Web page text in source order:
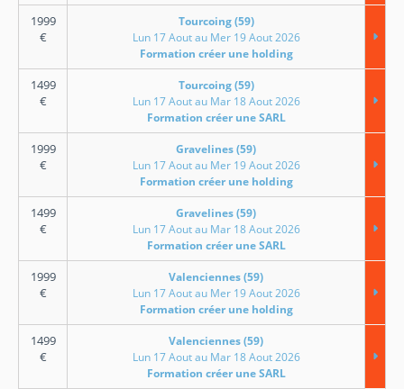
1999
€
Tourcoing (59)
Lun 17 Aout au Mer 19 Aout 2026
Formation créer une holding
1499
€
Tourcoing (59)
Lun 17 Aout au Mar 18 Aout 2026
Formation créer une SARL
1999
€
Gravelines (59)
Lun 17 Aout au Mer 19 Aout 2026
Formation créer une holding
1499
€
Gravelines (59)
Lun 17 Aout au Mar 18 Aout 2026
Formation créer une SARL
1999
€
Valenciennes (59)
Lun 17 Aout au Mer 19 Aout 2026
Formation créer une holding
1499
€
Valenciennes (59)
Lun 17 Aout au Mar 18 Aout 2026
Formation créer une SARL